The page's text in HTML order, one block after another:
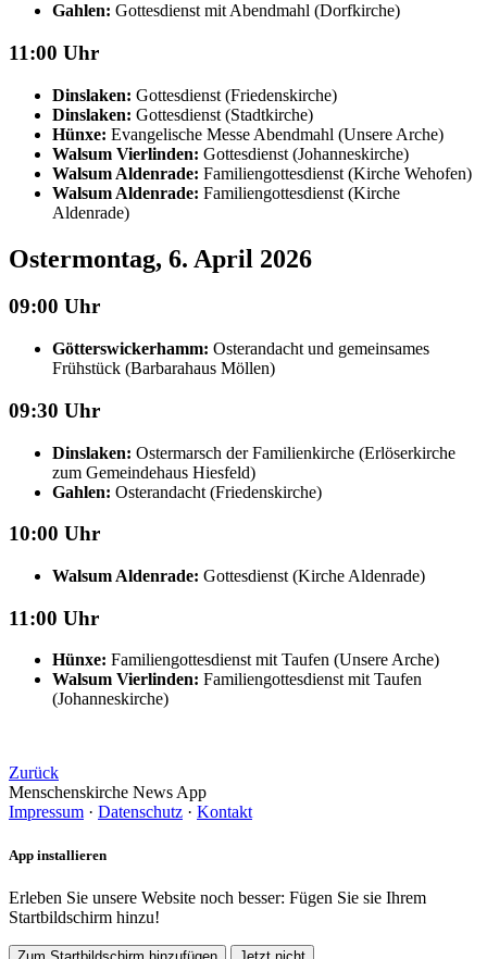
Gahlen: Gottesdienst mit Abendmahl (Dorfkirche)
11:00 Uhr
Dinslaken: Gottesdienst (Friedenskirche)
Dinslaken: Gottesdienst (Stadtkirche)
Hünxe: Evangelische Messe Abendmahl (Unsere Arche)
Walsum Vierlinden: Gottesdienst (Johanneskirche)
Walsum Aldenrade: Familiengottesdienst (Kirche Wehofen)
Walsum Aldenrade: Familiengottesdienst (Kirche
Aldenrade)
Ostermontag, 6. April 2026
09:00 Uhr
Götterswickerhamm: Osterandacht und gemeinsames
Frühstück (Barbarahaus Möllen)
09:30 Uhr
Dinslaken: Ostermarsch der Familienkirche (Erlöserkirche
zum Gemeindehaus Hiesfeld)
Gahlen: Osterandacht (Friedenskirche)
10:00 Uhr
Walsum Aldenrade: Gottesdienst (Kirche Aldenrade)
11:00 Uhr
Hünxe: Familiengottesdienst mit Taufen (Unsere Arche)
Walsum Vierlinden: Familiengottesdienst mit Taufen
(Johanneskirche)
Zurück
Menschenskirche News App
Impressum · Datenschutz · Kontakt
App installieren
Erleben Sie unsere Website noch besser: Fügen Sie sie Ihrem
Startbildschirm hinzu!